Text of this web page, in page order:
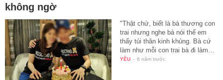
không ngờ
"Thật chứ, biết là bà thương con
trai nhưng nghe bà nói thế em
thấy tủi thân kinh khủng. Bà cứ
làm như mỗi con trai bà đi làm…
YÊU - 6 năm trước